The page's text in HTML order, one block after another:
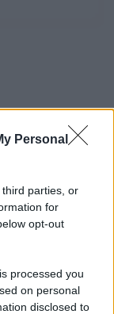
Personal
parties, or
for
opt-out
processed you
on personal
disclosed to
e-mail